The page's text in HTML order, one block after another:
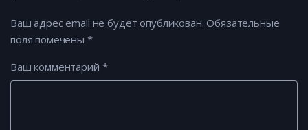
Ваш адрес email не будет опубликован. Обязательные
поля помечены *
Ваш комментарий *